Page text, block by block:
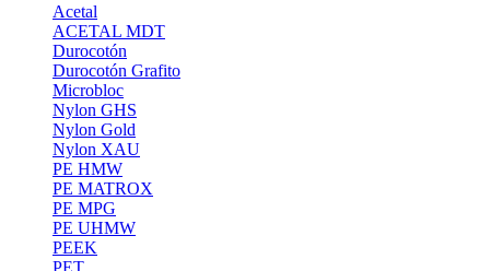
Acetal
ACETAL MDT
Durocotón
Durocotón Grafito
Microbloc
Nylon GHS
Nylon Gold
Nylon XAU
PE HMW
PE MATROX
PE MPG
PE UHMW
PEEK
PET